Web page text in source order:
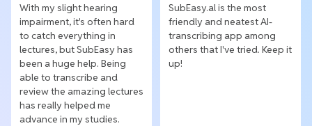
With my slight hearing
impairment, it's often hard
to catch everything in
lectures, but SubEasy has
been a huge help. Being
able to transcribe and
review the amazing lectures
has really helped me
advance in my studies.
SubEasy.al is the most
friendly and neatest AI-
transcribing app among
others that I've tried. Keep it
up!